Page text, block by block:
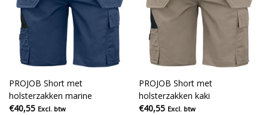
PROJOB Short met
holsterzakken marine
€40,55 Excl. btw
PROJOB Short met
holsterzakken kaki
€40,55 Excl. btw